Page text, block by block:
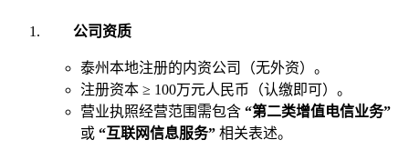
公司资质
泰州本地注册的内资公司（无外资）。
注册资本 ≥ 100万元人民币（认缴即可）。
营业执照经营范围需包含 “第二类增值电信业务”
或 “互联网信息服务” 相关表述。